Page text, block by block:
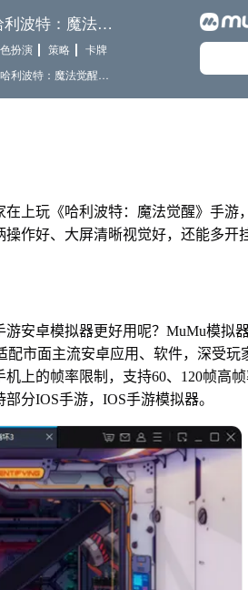
上玩《哈利波特：魔法觉醒》手游
作好、大屏清晰视觉好，还能多开
安卓模拟器更好用呢？MuMu模拟
配市面主流安卓应用、软件，深受
上的帧率限制，支持60、120帧高
分IOS手游，IOS手游模拟器。